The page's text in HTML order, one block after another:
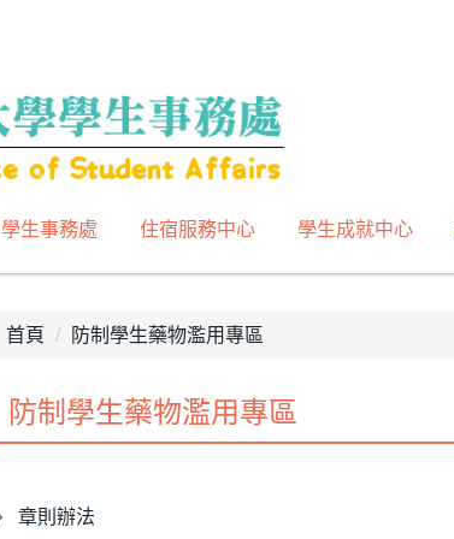
學生事務處 住宿服務中心 學生成就中心
首頁 防制學生藥物濫用專區
防制學生藥物濫用專區
章則辦法